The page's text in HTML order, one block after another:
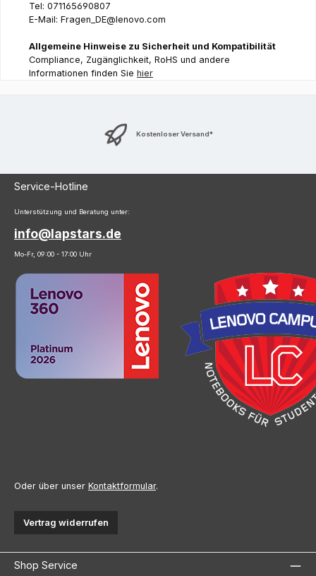
Tel: 071165690807
E-Mail: Fragen_DE@lenovo.com
Allgemeine Hinweise zu Sicherheit und Kompatibilität
Compliance, Zugänglichkeit, RoHS und andere
Informationen finden Sie hier
Kostenloser Versand*
Service-Hotline
Unterstützung und Beratung unter:
info@lapstars.de
Mo-Fr, 09:00 - 17:00 Uhr
Oder über unser Kontaktformular.
Vertrag widerrufen
Shop Service